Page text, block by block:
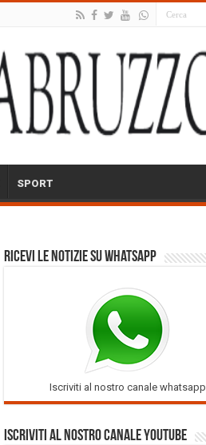
SPORT
Ricevi le notizie su Whatsapp
Iscriviti al nostro canale whatsapp
Iscriviti al nostro Canale Youtube